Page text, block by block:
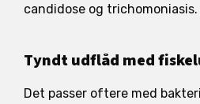
candidose og trichomoniasis.
Tyndt udflåd med
Det passer oftere med